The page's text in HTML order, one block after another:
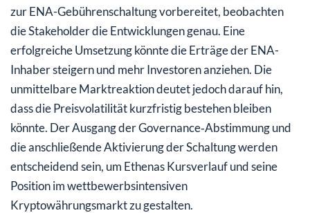
zur ENA-Gebührenschaltung vorbereitet, beobachten
die Stakeholder die Entwicklungen genau. Eine
erfolgreiche Umsetzung könnte die Erträge der ENA-
Inhaber steigern und mehr Investoren anziehen. Die
unmittelbare Marktreaktion deutet jedoch darauf hin,
dass die Preisvolatilität kurzfristig bestehen bleiben
könnte. Der Ausgang der Governance‑Abstimmung und
die anschließende Aktivierung der Schaltung werden
entscheidend sein, um Ethenas Kursverlauf und seine
Position im wettbewerbsintensiven
Kryptowährungsmarkt zu gestalten.